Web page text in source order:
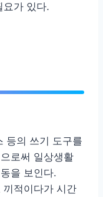
요가 있다.
등의 쓰기 도구를
로써 일상생활
을 보인다.
끼적이다가 시간